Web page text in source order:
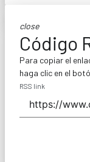
close
Código
Para copiar el
haga clic en el
RSS link